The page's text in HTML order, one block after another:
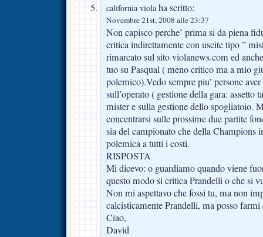
california violaha scritto:
Novembre 21st, 2008 alle 23:37
Non capisco perche’ prima si da piena
critica indirettamente con uscite tipo ”
rimarcato sul sito violanews.com ed
tuo su Pasqual ( meno critico ma a mio
polemico).Vedo sempre piu’ persone
sull’operato ( gestione della gara: assetto
mister e sulla gestione dello spogliatoio.
concentrarsi sulle prossime due partite
sia del campionato che della Champions
polemica a tutti i costi.
RISPOSTA
Mi dicevo: o guardiamo quando viene
questo modo si critica Prandelli o che si
Non mi aspettavo che fossi tu, ma non
calcisticamente Prandelli, ma posso
Ciao,
David